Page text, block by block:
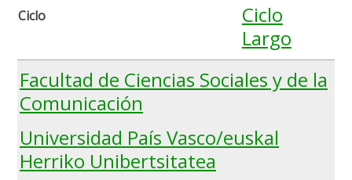
Ciclo
Ciclo
Largo
Facultad de Ciencias Sociales y de la
Comunicación
Universidad País Vasco/euskal
Herriko Unibertsitatea